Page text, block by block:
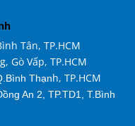
Tân, TP.HCM
Gò Vấp, TP.HCM
Thạnh, TP.HCM
An 2, TP.TD1, T.Bình